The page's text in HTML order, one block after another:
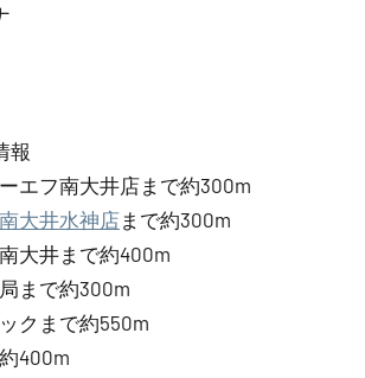
報
エフ南大井店まで約300m
大井水神店まで約300m
大井まで約400m
まで約300m
クまで約550m
400m